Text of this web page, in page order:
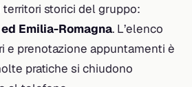
storici del gruppo:
Emilia-Romagna. L’elenco
e prenotazione appuntamenti è
pratiche si chiudono